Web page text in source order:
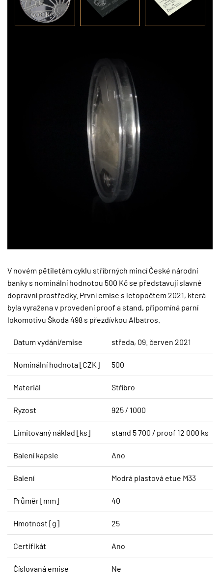
V novém pětiletém cyklu stříbrných mincí České národní
banky s nominální hodnotou 500 Kč se představují slavné
dopravní prostředky. První emise s letopočtem 2021, která
byla vyražena v provedení proof a stand, připomíná parní
lokomotivu Škoda 498 s přezdívkou Albatros.
Datum vydání/emise středa, 09. červen 2021
Nominální hodnota [CZK] 500
Materiál Stříbro
Ryzost 925 / 1000
Limitovaný náklad [ks] stand 5 700 / proof 12 000 ks
Balení kapsle Ano
Balení Modrá plastová etue M33
Průměr [mm] 40
Hmotnost [g] 25
Certifikát Ano
Číslovaná emise Ne